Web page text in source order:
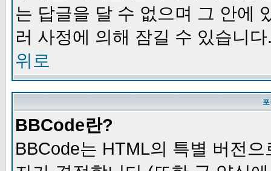
는 답글을 달 수 없으며 그 안에
러 사정에 의해 잠길 수 있습니다
위로
BBCode란?
BBCode는 HTML의 특별 버전